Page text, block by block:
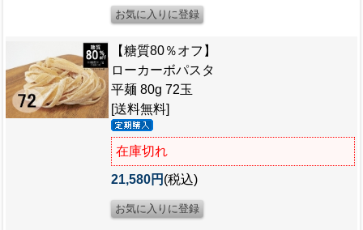
【糖質80％オフ】
ローカーボパスタ
平麺 80g 72玉
[送料無料]
在庫切れ
21,580円 (税込)